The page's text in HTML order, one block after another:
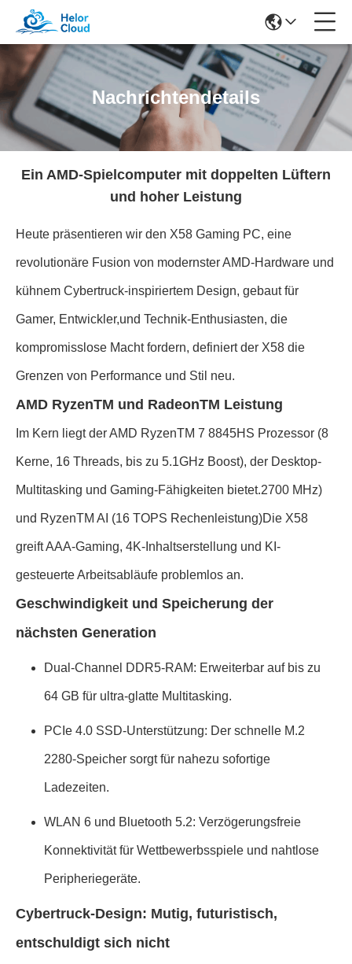
Nachrichtendetails
Ein AMD-Spielcomputer mit doppelten Lüftern
und hoher Leistung
Heute präsentieren wir den X58 Gaming PC, eine
revolutionäre Fusion von modernster AMD-Hardware und
kühnem Cybertruck-inspiriertem Design, gebaut für
Gamer, Entwickler,und Technik-Enthusiasten, die
kompromisslose Macht fordern, definiert der X58 die
Grenzen von Performance und Stil neu.
AMD RyzenTM und RadeonTM Leistung
Im Kern liegt der AMD RyzenTM 7 8845HS Prozessor (8
Kerne, 16 Threads, bis zu 5.1GHz Boost), der Desktop-
Multitasking und Gaming-Fähigkeiten bietet.2700 MHz)
und RyzenTM AI (16 TOPS Rechenleistung)Die X58
greift AAA-Gaming, 4K-Inhaltserstellung und KI-
gesteuerte Arbeitsabläufe problemlos an.
Geschwindigkeit und Speicherung der
nächsten Generation
Dual-Channel DDR5-RAM: Erweiterbar auf bis zu
64 GB für ultra-glatte Multitasking.
PCIe 4.0 SSD-Unterstützung: Der schnelle M.2
2280-Speicher sorgt für nahezu sofortige
Ladezeiten.
WLAN 6 und Bluetooth 5.2: Verzögerungsfreie
Konnektivität für Wettbewerbsspiele und nahtlose
Peripheriegeräte.
Cybertruck-Design: Mutig, futuristisch,
entschuldigt sich nicht